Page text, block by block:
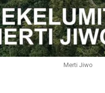
Merti Jiwo